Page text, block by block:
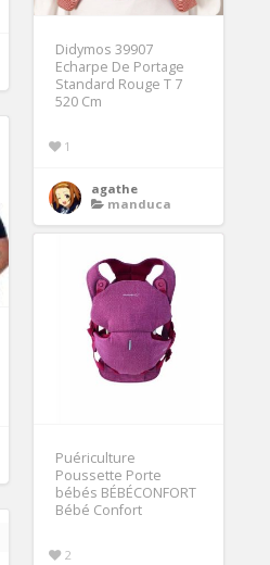
Didymos 39907
Echarpe De Portage
Standard Rouge T 7
520 Cm
1
agathe
manduca
Puériculture
Poussette Porte
bébés BÉBÉCONFORT
Bébé Confort
2